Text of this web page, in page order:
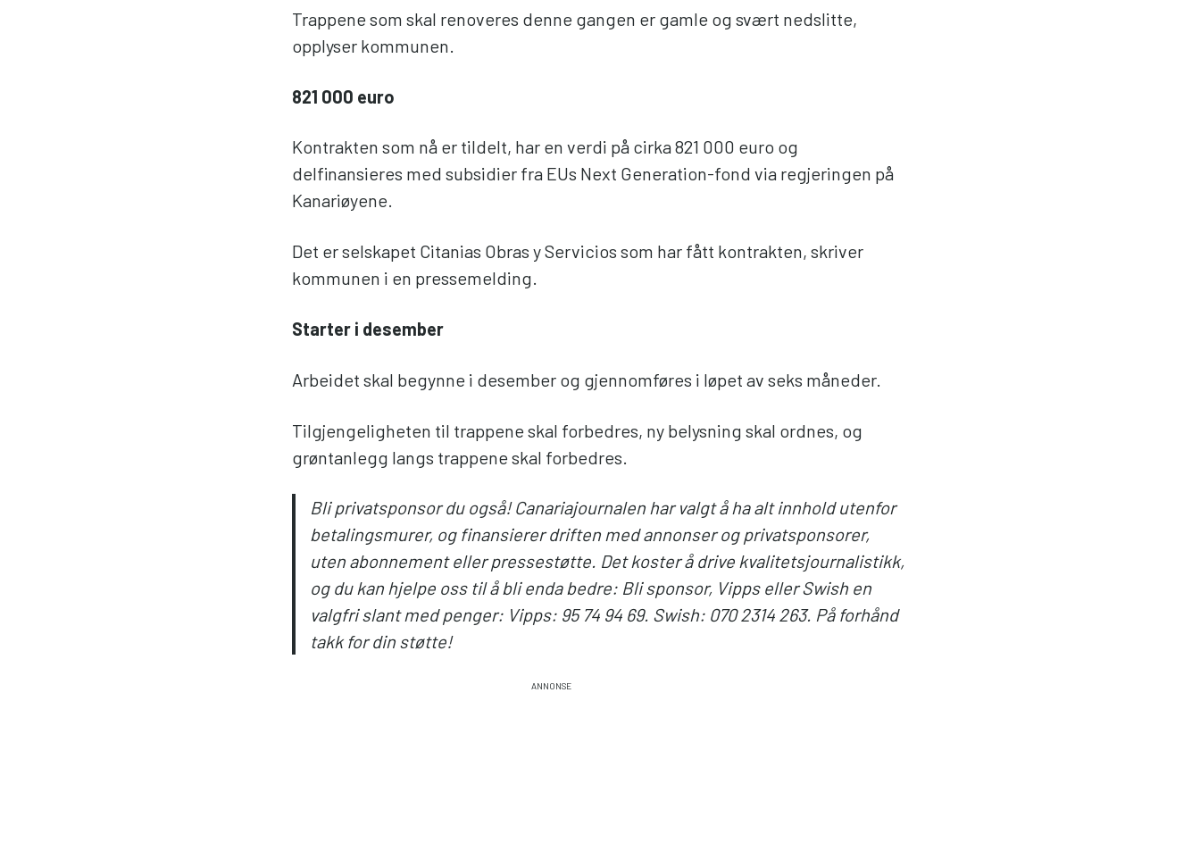
Trappene som skal renoveres denne gangen er gamle og svært nedslitte,
opplyser kommunen.
821 000 euro
Kontrakten som nå er tildelt, har en verdi på cirka 821 000 euro og
delfinansieres med subsidier fra EUs Next Generation-fond via regjeringen på
Kanariøyene.
Det er selskapet Citanias Obras y Servicios som har fått kontrakten, skriver
kommunen i en pressemelding.
Starter i desember
Arbeidet skal begynne i desember og gjennomføres i løpet av seks måneder.
Tilgjengeligheten til trappene skal forbedres, ny belysning skal ordnes, og
grøntanlegg langs trappene skal forbedres.
Bli privatsponsor du også! Canariajournalen har valgt å ha alt innhold utenfor
betalingsmurer, og finansierer driften med annonser og privatsponsorer,
uten abonnement eller pressestøtte. Det koster å drive kvalitetsjournalistikk,
og du kan hjelpe oss til å bli enda bedre: Bli sponsor, Vipps eller Swish en
valgfri slant med penger: Vipps: 95 74 94 69. Swish: 070 2314 263. På forhånd
takk for din støtte!